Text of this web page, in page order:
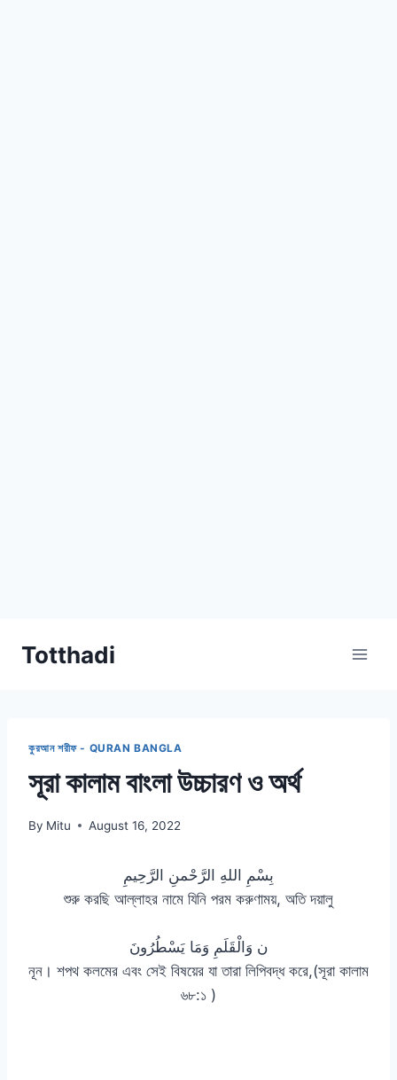
Totthadi
কুরআন শরীফ - QURAN BANGLA
সূরা কালাম বাংলা উচ্চারণ ও অর্থ
By Mitu August 16, 2022
بِسْمِ اللهِ الرَّحْمنِ الرَّحِيمِ
শুরু করছি আল্লাহর নামে যিনি পরম করুণাময়, অতি দয়ালু
ن وَالْقَلَمِ وَمَا يَسْطُرُونَ
নূন। শপথ কলমের এবং সেই বিষয়ের যা তারা লিপিবদ্ধ করে,(সূরা কালাম
৬৮:১ )